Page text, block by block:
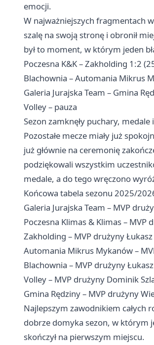
emocji.
W najważniejszych fragmentach
szalę na swoją stronę i obronił
był to moment, w którym jeden
Poczesna K&K – Zakholding 1:2
Blachownia – Automania Mikrus
Galeria Jurajska Team – Gmina
Volley – pauza
Sezon zamknęły puchary,
Pozostałe mecze miały już
już głównie na ceremonię
podziękowali wszystkim
medale, a do tego wręczono
Końcowa tabela sezonu 2025/
Galeria Jurajska Team – MVP
Poczesna Klimas & Klimas – MVP
Zakholding – MVP drużyny
Automania Mikrus Mykanów –
Blachownia – MVP drużyny
Volley – MVP drużyny Dominik
Gmina Rędziny – MVP drużyny
Najlepszym zawodnikiem całych
dobrze domyka sezon, w którym
skończył na pierwszym miejscu.